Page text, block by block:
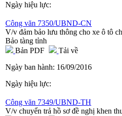
Ngày hiệu lực:
Công văn 7350/UBND-CN
V/v đảm bảo lưu thông cho xe ô tô
Bảo tàng tỉnh
Bản PDF
Tải về
Ngày ban hành: 16/09/2016
Ngày hiệu lực:
Công văn 7349/UBND-TH
V/v chuyển trả hồ sơ đề nghị khen